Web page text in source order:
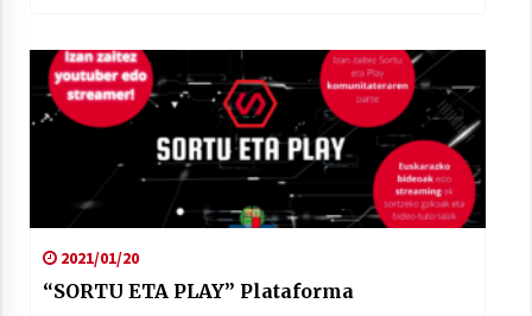
2021/01/20
“SORTU ETA PLAY” Plataforma